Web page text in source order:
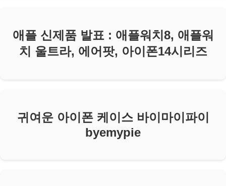
애플 신제품 발표 : 애플워치8, 애플워
치 울트라, 에어팟, 아이폰14시리즈
귀여운 아이폰 케이스 바이마이파이
byemypie